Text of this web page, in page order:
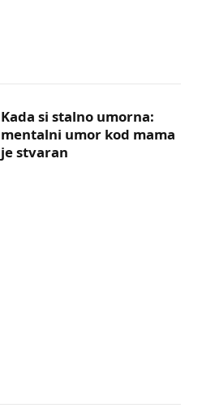
Kada si stalno umorna:
mentalni umor kod mama
je stvaran